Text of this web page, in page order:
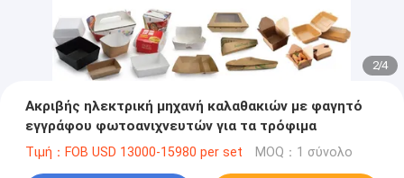
2/4
Ακριβής ηλεκτρική μηχανή καλαθακιών με φαγητό
εγγράφου φωτοανιχνευτών για τα τρόφιμα
Τιμή：FOB USD 13000-15980 per set MOQ：1 σύνολο